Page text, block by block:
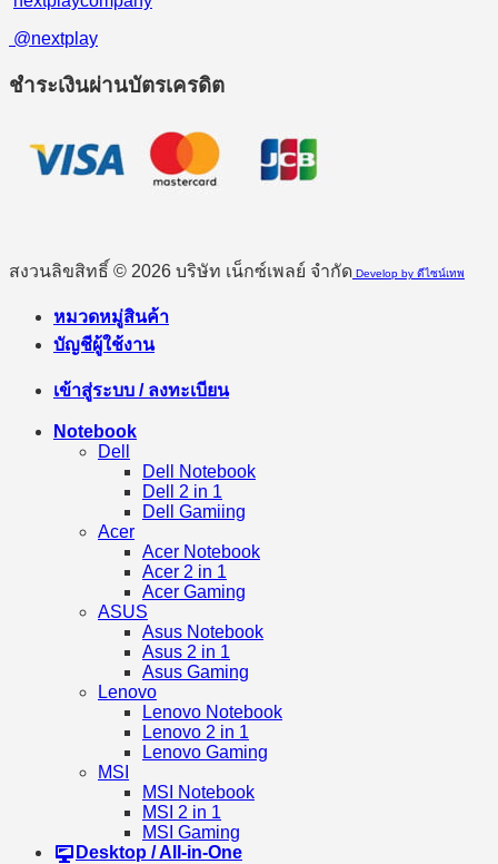
@nextplay
ชำระเงินผ่านบัตรเครดิต
สงวนลิขสิทธิ์ © 2026 บริษัท เน็กซ์เพลย์ จำกัด Develop by ดีไซน์เทพ
หมวดหมู่สินค้า
บัญชีผู้ใช้งาน
เข้าสู่ระบบ / ลงทะเบียน
Notebook
Dell
Dell Notebook
Dell 2 in 1
Dell Gamiing
Acer
Acer Notebook
Acer 2 in 1
Acer Gaming
ASUS
Asus Notebook
Asus 2 in 1
Asus Gaming
Lenovo
Lenovo Notebook
Lenovo 2 in 1
Lenovo Gaming
MSI
MSI Notebook
MSI 2 in 1
MSI Gaming
Desktop / All-in-One